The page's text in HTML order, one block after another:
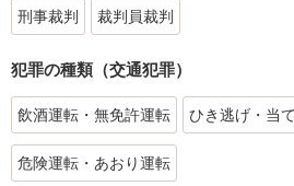
刑事裁判 裁判員裁判
犯罪の種類（交通犯罪）
飲酒運転・無免許運転 ひき逃げ・当
危険運転・あおり運転